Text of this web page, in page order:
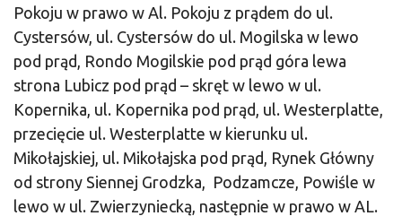
Pokoju w prawo w Al. Pokoju z prądem do ul.
Cystersów, ul. Cystersów do ul. Mogilska w lewo
pod prąd, Rondo Mogilskie pod prąd góra lewa
strona Lubicz pod prąd – skręt w lewo w ul.
Kopernika, ul. Kopernika pod prąd, ul. Westerplatte,
przecięcie ul. Westerplatte w kierunku ul.
Mikołajskiej, ul. Mikołajska pod prąd, Rynek Główny
od strony Siennej Grodzka, Podzamcze, Powiśle w
lewo w ul. Zwierzyniecką, następnie w prawo w AL.